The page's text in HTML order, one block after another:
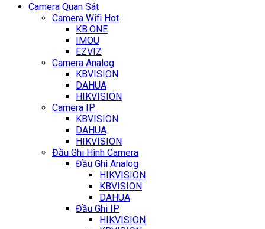
Camera Quan Sát
Camera Wifi Hot
KB.ONE
IMOU
EZVIZ
Camera Analog
KBVISION
DAHUA
HIKVISION
Camera IP
KBVISION
DAHUA
HIKVISION
Đầu Ghi Hình Camera
Đầu Ghi Analog
HIKVISION
KBVISION
DAHUA
Đầu Ghi IP
HIKVISION